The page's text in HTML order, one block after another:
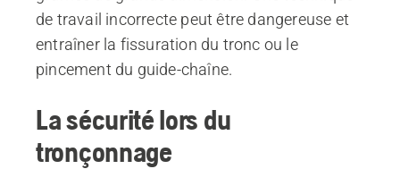
de travail incorrecte peut être dangereuse et
entraîner la fissuration du tronc ou le
pincement du guide-chaîne.
La sécurité lors du
tronçonnage